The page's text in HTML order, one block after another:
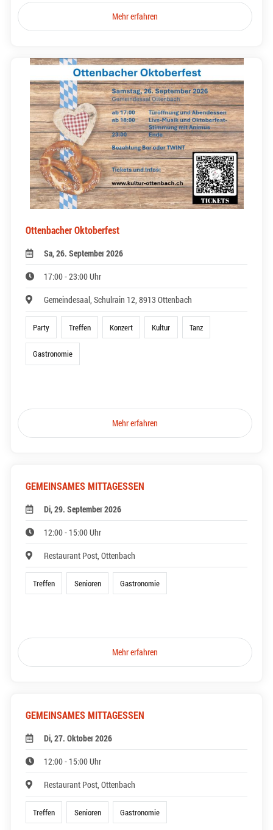
Mehr erfahren
Ottenbacher Oktoberfest
Sa, 26. September 2026
17:00 - 23:00 Uhr
Gemeindesaal, Schulrain 12, 8913 Ottenbach
Party Treffen Konzert Kultur Tanz
Gastronomie
Mehr erfahren
GEMEINSAMES MITTAGESSEN
Di, 29. September 2026
12:00 - 15:00 Uhr
Restaurant Post, Ottenbach
Treffen Senioren Gastronomie
Mehr erfahren
GEMEINSAMES MITTAGESSEN
Di, 27. Oktober 2026
12:00 - 15:00 Uhr
Restaurant Post, Ottenbach
Treffen Senioren Gastronomie